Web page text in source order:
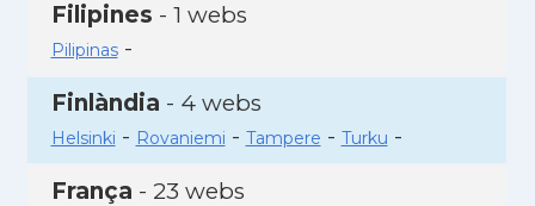
Filipines - 1 webs
Pilipinas-
Finlàndia - 4 webs
Helsinki - Rovaniemi - Tampere - Turku -
França - 23 webs